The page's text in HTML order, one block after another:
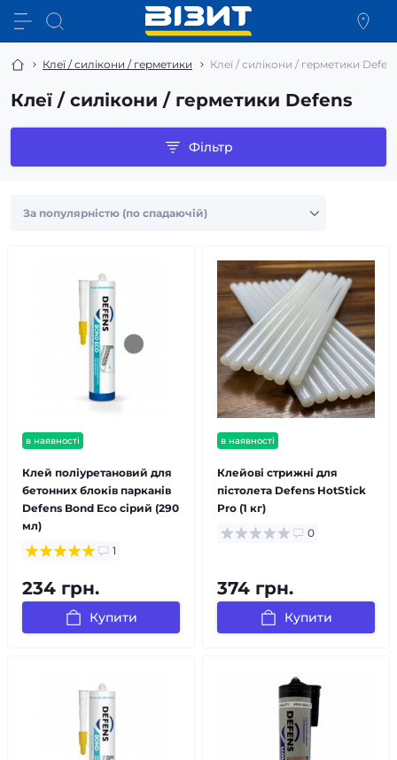
Клеї / силікони / герметики Клеї / силікони / герметики
Клеї / силікони / герметики Defens
Фільтр
в наявності
Клей поліуретановий для
бетонних блоків парканів
Defens Bond Eco сірий (290
мл)
1
234 грн.
Купити
в наявності
Клейові стрижні для
пістолета Defens HotStick
Pro (1 кг)
0
374 грн.
Купити